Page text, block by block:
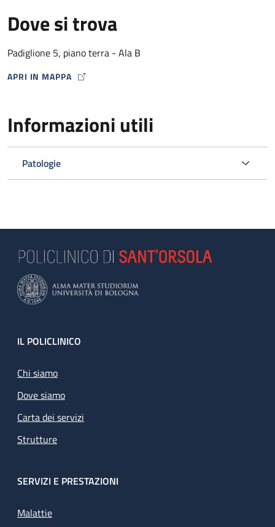
Dove si trova
Padiglione 5, piano terra - Ala B
APRI IN MAPPA
MAP ICON
Informazioni utili
Patologie
Footer
IL POLICLINICO
Chi siamo
Dove siamo
Carta dei servizi
Strutture
SERVIZI E PRESTAZIONI
Malattie